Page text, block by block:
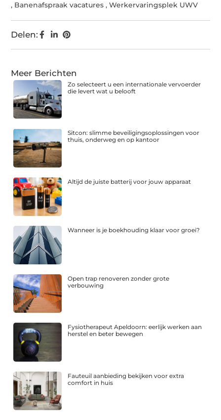
, Banenafspraak vacatures ,Werkervaringsplek UWV
Delen:
Meer Berichten
Zo selecteert u een internationale vervoerder
die levert wat u belooft
Sitcon: slimme beveiligingsoplossingen voor
thuis, onderweg en op kantoor
Altijd de juiste batterij voor jouw apparaat
Wanneer is je boekhouding klaar voor groei?
Open trap renoveren zonder grote
verbouwing
Fysiotherapeut Apeldoorn: eerlijk werken aan
herstel en beter bewegen
Fauteuil aanbieding bekijken voor extra
comfort in huis